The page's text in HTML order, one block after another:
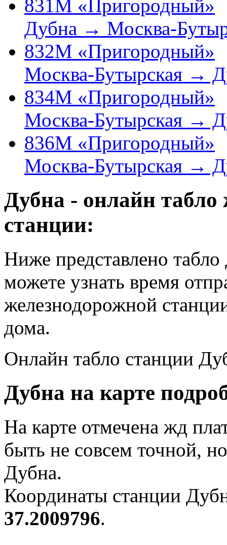
831М «Пригородный»
Дубна → Москва-
832М «Пригородный»
Москва-Бутырская →
834М «Пригородный»
Москва-Бутырская →
836М «Пригородный»
Москва-Бутырская →
Дубна - онлайн табло
станции:
Ниже представлено
можете узнать время
железнодорожной
дома.
Онлайн табло станции
Дубна на карте
На карте отмечена жд
быть не совсем точной,
Дубна.
Координаты станции
37.2009796.